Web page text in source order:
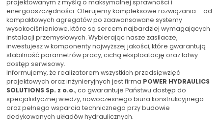
projektowanym z myślą o maksymalnej sprawności i
energooszczędności. Oferujemy kompleksowe rozwiązania – od
kompaktowych agregatów po zaawansowane systemy
wysokociśnieniowe, które są sercem najbardziej wymagających
instalacji przemysłowych. Wybierając nasze zasilacze,
inwestujesz w komponenty najwyższej jakości, które gwarantują
stabilność parametrów pracy, cichą eksploatację oraz łatwy
dostęp serwisowy.
Informujemy, że realizatorem wszystkich przedsięwzięć
projektowych oraz inżynieryjnych jest firma POWER HYDRAULICS
SOLUTIONS Sp. z o.o., co gwarantuje Państwu dostęp do
specjalistycznej wiedzy, nowoczesnego biura konstrukcyjnego
oraz pełnego wsparcia technicznego przy budowie
dedykowanych układów hydraulicznych.
5,8 cm³/obr.
6,3 cm³/obr.
8,0 cm³/obr.
17,0 cm³/obr.
Silniki elektryczne:
1410 obr/min - 400V -
2860 obr/min - 400V -
3,0kW
1425 obr/min - 400V -
2,20kW
1425 obr/min - 400V -
3,0kW